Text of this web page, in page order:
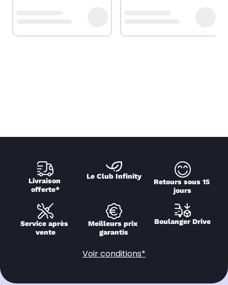
Livraison
offerte*
Le Club Infinity
Retours sous 15
jours
Service après
vente
Meilleurs prix
garantis
Boulanger Drive
Voir conditions*